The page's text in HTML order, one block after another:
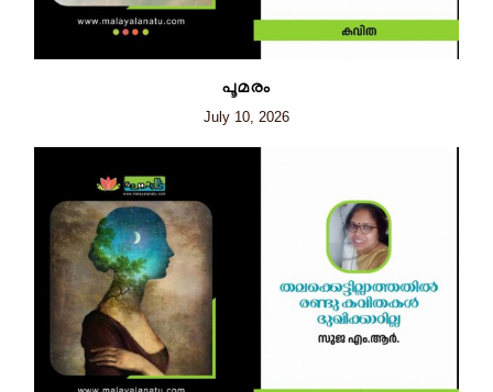
പൂമരം
July 10, 2026